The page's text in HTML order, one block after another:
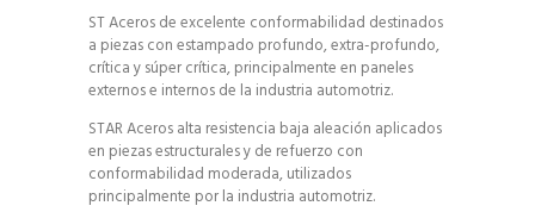
ST Aceros de excelente conformabilidad destinados
a piezas con estampado profundo, extra-profundo,
crítica y súper crítica, principalmente en paneles
externos e internos de la industria automotriz.
STAR Aceros alta resistencia baja aleación aplicados
en piezas estructurales y de refuerzo con
conformabilidad moderada, utilizados
principalmente por la industria automotriz.